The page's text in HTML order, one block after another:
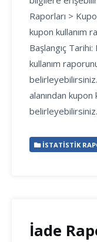
Raporları >
kupon kullanım
Başlangıç Tarihi:
kullanım
alanından
İSTATISTIK
İade